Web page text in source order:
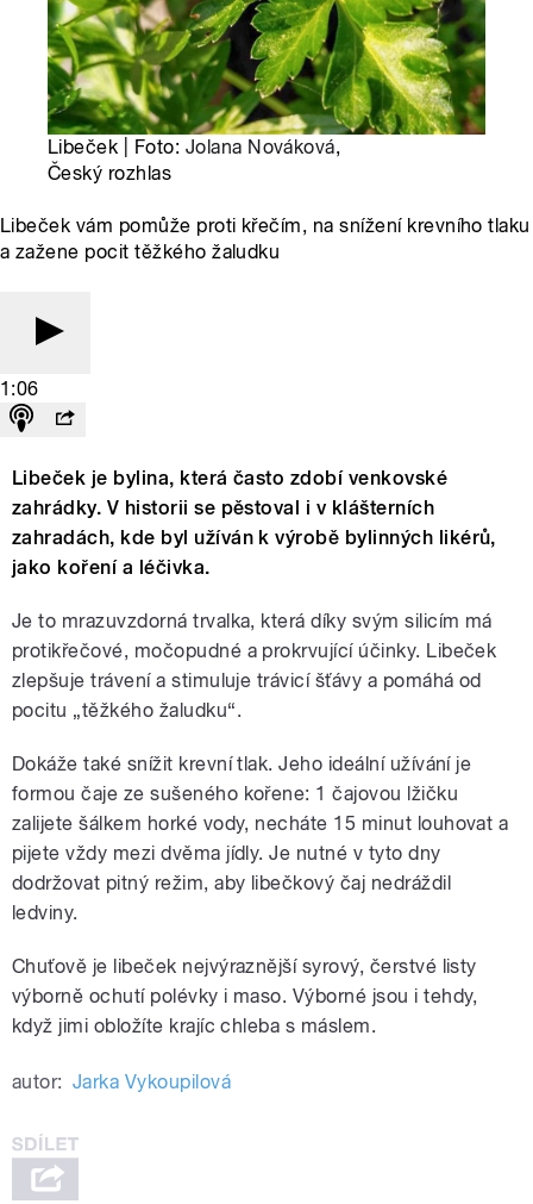
Libeček | Foto: Jolana Nováková,
Český rozhlas
Libeček vám pomůže proti křečím, na snížení krevního tlaku
a zažene pocit těžkého žaludku
1:06
Libeček je bylina, která často zdobí venkovské
zahrádky. V historii se pěstoval i v klášterních
zahradách, kde byl užíván k výrobě bylinných likérů,
jako koření a léčivka.
Je to mrazuvzdorná trvalka, která díky svým silicím má
protikřečové, močopudné a prokrvující účinky. Libeček
zlepšuje trávení a stimuluje trávicí šťávy a pomáhá od
pocitu „těžkého žaludku“.
Dokáže také snížit krevní tlak. Jeho ideální užívání je
formou čaje ze sušeného kořene: 1 čajovou lžičku
zalijete šálkem horké vody, necháte 15 minut louhovat a
pijete vždy mezi dvěma jídly. Je nutné v tyto dny
dodržovat pitný režim, aby libečkový čaj nedráždil
ledviny.
Chuťově je libeček nejvýraznější syrový, čerstvé listy
výborně ochutí polévky i maso. Výborné jsou i tehdy,
když jimi obložíte krajíc chleba s máslem.
autor: Jarka Vykoupilová